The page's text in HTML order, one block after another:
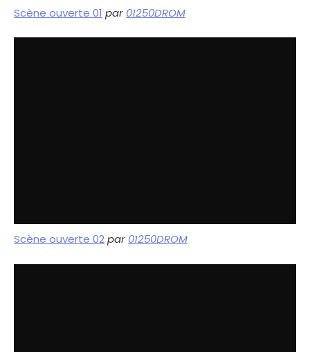
Scène ouverte 01 par 01250DROM
Scène ouverte 02par 01250DROM